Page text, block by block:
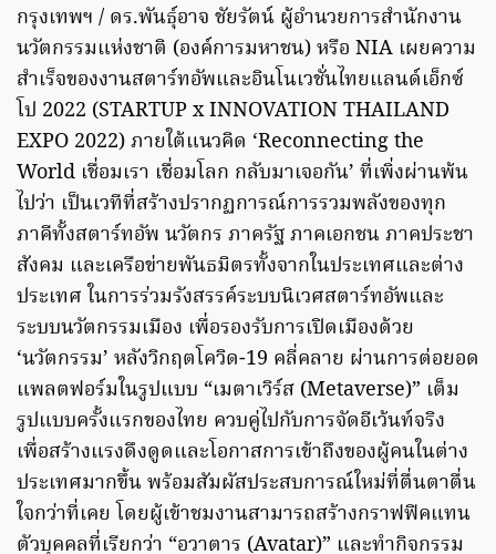
กรุงเทพฯ / ดร.พันธุ์อาจ ชัยรัตน์ ผู้อำนวยการสำนักงาน
นวัตกรรมแห่งชาติ (องค์การมหาชน) หรือ NIA เผยความ
สำเร็จของงานสตาร์ทอัพและอินโนเวชั่นไทยแลนด์เอ็กซ์
โป 2022 (STARTUP x INNOVATION THAILAND
EXPO 2022) ภายใต้แนวคิด ‘Reconnecting the
World เชื่อมเรา เชื่อมโลก กลับมาเจอกัน’ ที่เพิ่งผ่านพ้น
ไปว่า เป็นเวทีที่สร้างปรากฏการณ์การรวมพลังของทุก
ภาคีทั้งสตาร์ทอัพ นวัตกร ภาครัฐ ภาคเอกชน ภาคประชา
สังคม และเครือข่ายพันธมิตรทั้งจากในประเทศและต่าง
ประเทศ ในการร่วมรังสรรค์ระบบนิเวศสตาร์ทอัพและ
ระบบนวัตกรรมเมือง เพื่อรองรับการเปิดเมืองด้วย
‘นวัตกรรม’ หลังวิกฤตโควิด-19 คลี่คลาย ผ่านการต่อยอด
แพลตฟอร์มในรูปแบบ “เมตาเวิร์ส (Metaverse)” เต็ม
รูปแบบครั้งแรกของไทย ควบคู่ไปกับการจัดอีเว้นท์จริง
เพื่อสร้างแรงดึงดูดและโอกาสการเข้าถึงของผู้คนในต่าง
ประเทศมากขึ้น พร้อมสัมผัสประสบการณ์ใหม่ที่ตื่นตาตื่น
ใจกว่าที่เคย โดยผู้เข้าชมงานสามารถสร้างกราฟฟิคแทน
ตัวบุคคลที่เรียกว่า “อวาตาร (Avatar)” และทำกิจกรรม